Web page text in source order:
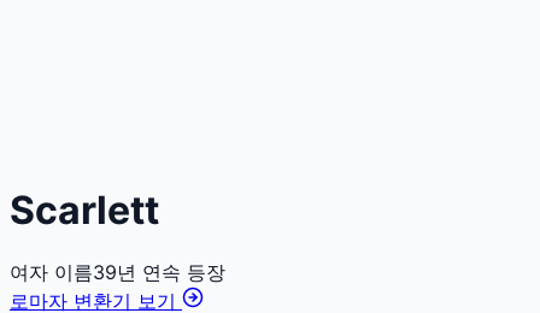
Scarlett
여자 이름39년 연속 등장
로마자 변환기 보기